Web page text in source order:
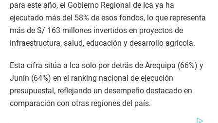
para este año, el Gobierno Regional de Ica ya ha
ejecutado más del 58% de esos fondos, lo que representa
más de S/ 163 millones invertidos en proyectos de
infraestructura, salud, educación y desarrollo agrícola.
Esta cifra sitúa a Ica solo por detrás de Arequipa (66%) y
Junín (64%) en el ranking nacional de ejecución
presupuestal, reflejando un desempeño destacado en
comparación con otras regiones del país.